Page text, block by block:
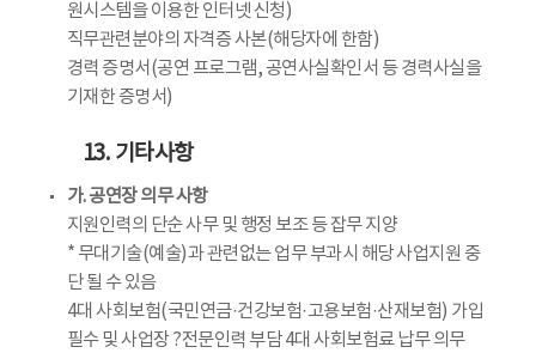
원시스템을 이용한 인터넷 신청)
직무관련분야의 자격증 사본(해당자에 한함)
경력 증명서(공연 프로그램, 공연사실확인서 등 경력사실을
기재한 증명서)
13. 기타사항
가. 공연장 의무 사항
지원인력의 단순 사무 및 행정 보조 등 잡무 지양
* 무대기술(예술)과 관련없는 업무 부과시 해당 사업지원 중
단 될 수 있음
4대 사회보험(국민연금·건강보험·고용보험·산재보험) 가입
필수 및 사업장 ?전문인력 부담 4대 사회보험료 납무 의무